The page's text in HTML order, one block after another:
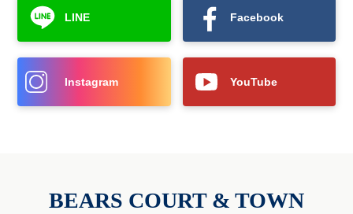
LINE Facebook
Instagram YouTube
BEARS COURT & TOWN